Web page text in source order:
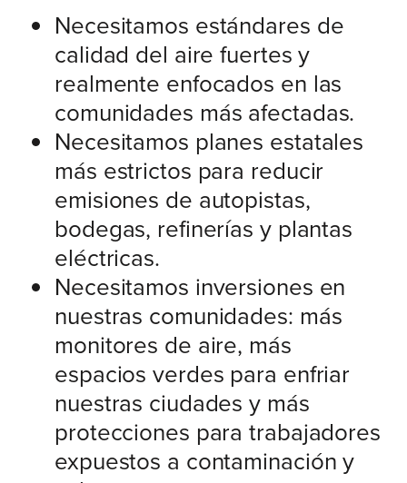
Necesitamos estándares de
calidad del aire fuertes y
realmente enfocados en las
comunidades más afectadas.
Necesitamos planes estatales
más estrictos para reducir
emisiones de autopistas,
bodegas, refinerías y plantas
eléctricas.
Necesitamos inversiones en
nuestras comunidades: más
monitores de aire, más
espacios verdes para enfriar
nuestras ciudades y más
protecciones para trabajadores
expuestos a contaminación y